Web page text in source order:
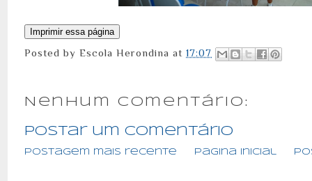
Posted byEscola Herondina at17:07
Nenhum comentário:
Postar um comentário
Postagem mais recente Página inicial